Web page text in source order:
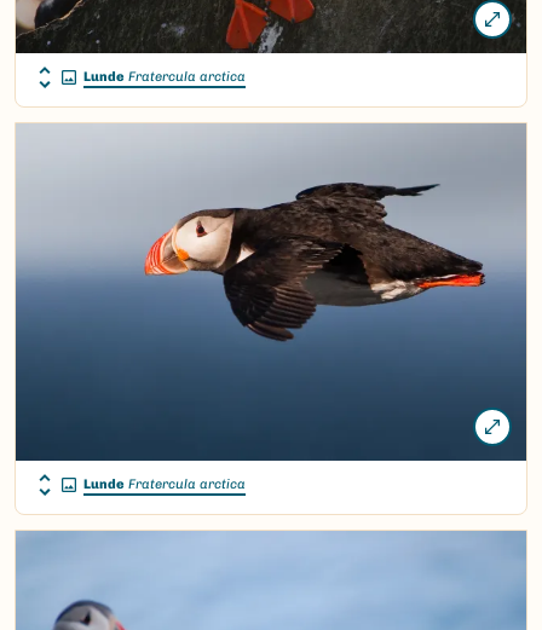
Lunde Fratercula arctica
Lunde Fratercula arctica